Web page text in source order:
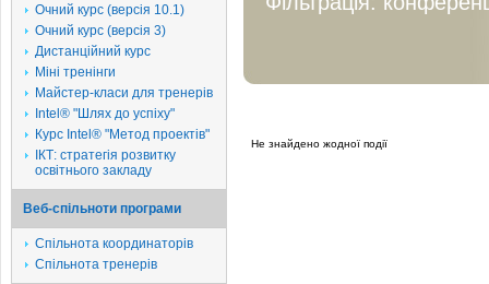
Очний курс (версія 10.1)
Очний курс (версія 3)
Дистанційний курс
Міні тренінги
Майстер-класи для тренерів
Intel® "Шлях до успіху"
Курс Intel® "Метод проектів"
ІКТ: стратегія розвитку
освітнього закладу
Веб-спільноти програми
Спільнота координаторів
Спільнота тренерів
Не знайдено жодної події